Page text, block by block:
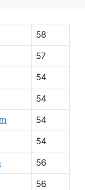
58
57
54
54
54
54
56
56